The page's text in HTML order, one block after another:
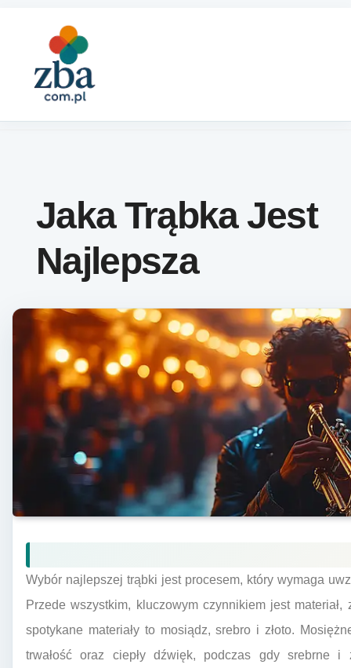
Jaka Trąbka Jest
Najlepsza
Wybór najlepszej trąbki jest procesem, który wymaga
Przede wszystkim, kluczowym czynnikiem jest
spotykane materiały to mosiądz, srebro i złoto.
trwałość oraz ciepły dźwięk, podczas gdy srebrne i